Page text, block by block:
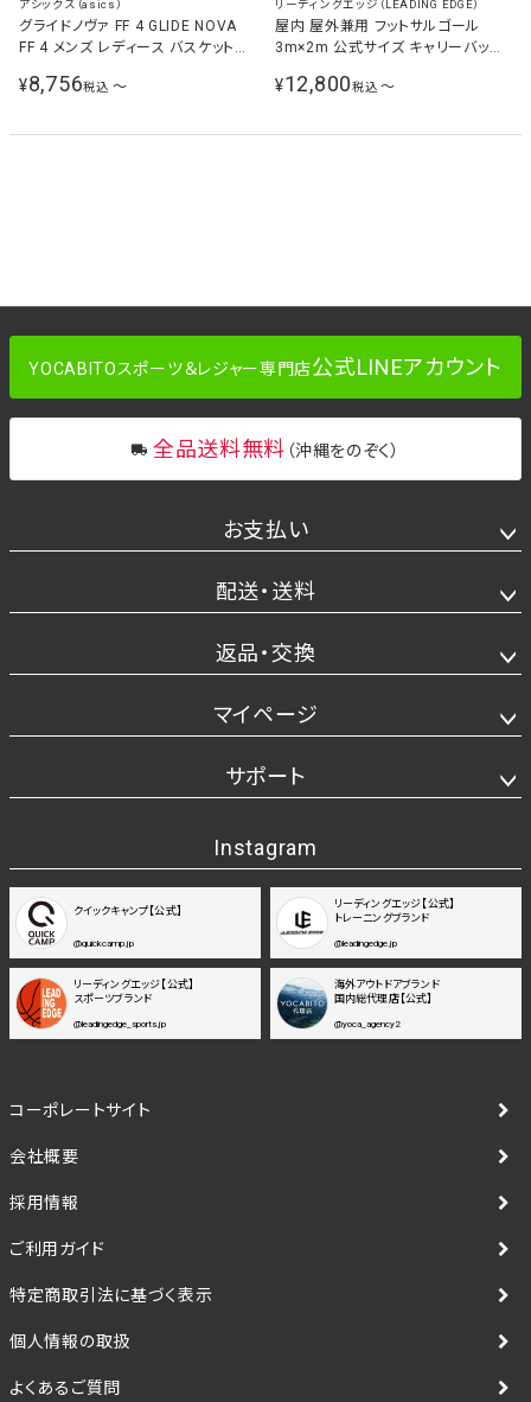
アシックス（asics）
グライドノヴァ FF 4 GLIDE NOVA
FF 4 メンズ レディース バスケットボ
ィール 1063A105 020
¥8,756税込 〜
リーディングエッジ（LEADING EDGE）
屋内 屋外兼用 フットサルゴール
3m×2m 公式サイズ キャリーバッグ
¥12,800税込 〜
YOCABITOスポーツ＆レジャー専門店公式LINEアカウント
全品送料無料 （沖縄をのぞく）
お支払い
配送・送料
返品・交換
マイページ
サポート
Instagram
クイックキャンプ【公式】
@quickcamp.jp
リーディングエッジ【公式】
トレーニングブランド
@leadingedge.jp
リーディングエッジ【公式】
スポーツブランド
@leadingedge_sports.jp
海外アウトドアブランド
国内総代理店【公式】
@yoca_agency2
コーポレートサイト
会社概要
採用情報
ご利用ガイド
特定商取引法に基づく表示
個人情報の取扱
よくあるご質問